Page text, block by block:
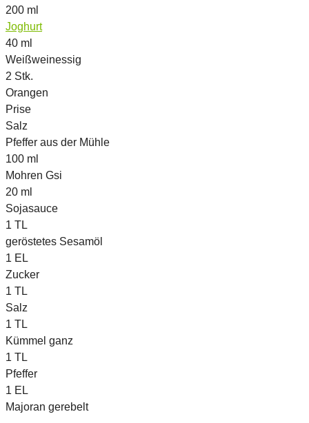
200 ml
Joghurt
40 ml
Weißweinessig
2 Stk.
Orangen
Prise
Salz
Pfeffer aus der Mühle
100 ml
Mohren Gsi
20 ml
Sojasauce
1 TL
geröstetes Sesamöl
1 EL
Zucker
1 TL
Salz
1 TL
Kümmel ganz
1 TL
Pfeffer
1 EL
Majoran gerebelt